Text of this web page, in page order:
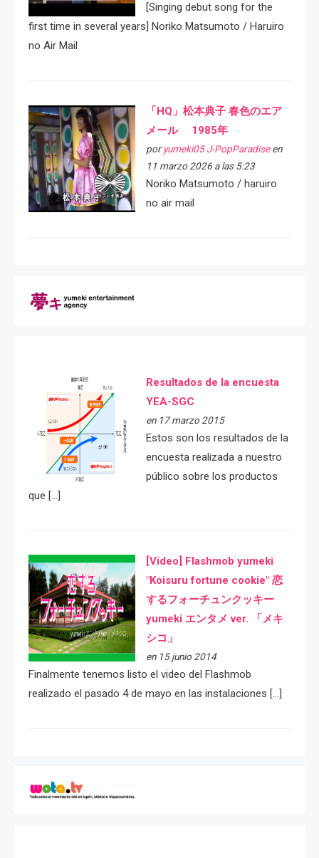
[Singing debut song for the
first time in several years] Noriko Matsumoto / Haruiro
no Air Mail
「HQ」松本典子 春色のエア
メール 1985年
por yumeki05 J-PopParadiseen
11 marzo 2026 a las 5:23
Noriko Matsumoto / haruiro
no air mail
Resultados de la encuesta
YEA-SGC
en 17 marzo 2015
Estos son los resultados de la
encuesta realizada a nuestro
público sobre los productos
que […]
[Video] Flashmob yumeki
"Koisuru fortune cookie" 恋
するフォーチュンクッキー
yumeki エンタメ ver. 「メキ
シコ」
en 15 junio 2014
Finalmente tenemos listo el video del Flashmob
realizado el pasado 4 de mayo en las instalaciones […]